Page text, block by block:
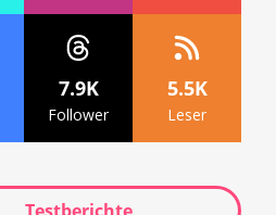
7.9K
Follower
5.5K
Leser